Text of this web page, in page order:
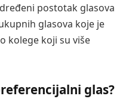
postotak glasova
glasova koje je
kolege koji su više
glas?